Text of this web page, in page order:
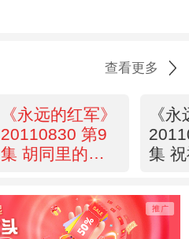
查看更多
《永远的红军》
20110830 第9
集 胡同里的红
《
集